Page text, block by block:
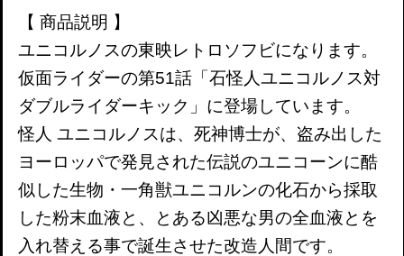
【 商品説明 】
ユニコルノスの東映レトロソフビになります。
仮面ライダーの第51話「石怪人ユニコルノス対
ダブルライダーキック」に登場しています。
怪人 ユニコルノスは、死神博士が、盗み出した
ヨーロッパで発見された伝説のユニコーンに酷
似した生物・一角獣ユニコルンの化石から採取
した粉末血液と、とある凶悪な男の全血液とを
入れ替える事で誕生させた改造人間です。